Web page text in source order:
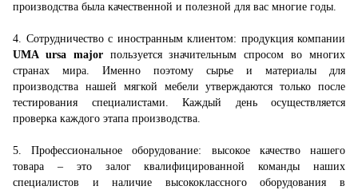
производства была качественной и полезной для вас многие годы.
4. Сотрудничество с иностранным клиентом: продукция компании
UMA ursa majorпользуется значительным спросом во многих
странах мира. Именно поэтому сырье и материалы для
производства нашей мягкой мебели утверждаются только после
тестирования специалистами. Каждый день осуществляется
проверка каждого этапа производства.
5. Профессиональное оборудование: высокое качество нашего
товара – это залог квалифицированной команды наших
специалистов и наличие высококлассного оборудования в